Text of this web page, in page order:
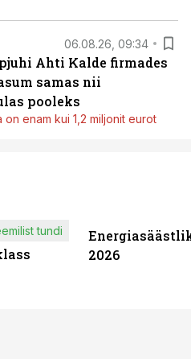
06.08.26, 09:34
Ahti Kalde firmades
samas nii
pooleks
on enam kui 1,2 miljonit eurot
tundi
2026